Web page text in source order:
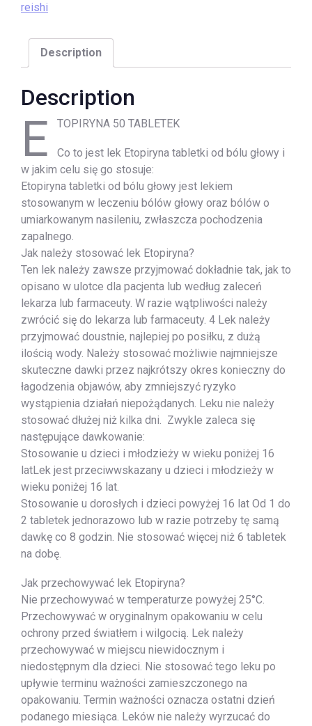
reishi
Description
Description
E TOPIRYNA 50 TABLETEK
Co to jest lek Etopiryna tabletki od bólu głowy i
w jakim celu się go stosuje:
Etopiryna tabletki od bólu głowy jest lekiem
stosowanym w leczeniu bólów głowy oraz bólów o
umiarkowanym nasileniu, zwłaszcza pochodzenia
zapalnego.
Jak należy stosować lek Etopiryna?
Ten lek należy zawsze przyjmować dokładnie tak, jak to
opisano w ulotce dla pacjenta lub według zaleceń
lekarza lub farmaceuty. W razie wątpliwości należy
zwrócić się do lekarza lub farmaceuty. 4 Lek należy
przyjmować doustnie, najlepiej po posiłku, z dużą
ilością wody. Należy stosować możliwie najmniejsze
skuteczne dawki przez najkrótszy okres konieczny do
łagodzenia objawów, aby zmniejszyć ryzyko
wystąpienia działań niepożądanych. Leku nie należy
stosować dłużej niż kilka dni. Zwykle zaleca się
następujące dawkowanie:
Stosowanie u dzieci i młodzieży w wieku poniżej 16
latLek jest przeciwwskazany u dzieci i młodzieży w
wieku poniżej 16 lat.
Stosowanie u dorosłych i dzieci powyżej 16 lat Od 1 do
2 tabletek jednorazowo lub w razie potrzeby tę samą
dawkę co 8 godzin. Nie stosować więcej niż 6 tabletek
na dobę.
Jak przechowywać lek Etopiryna?
Nie przechowywać w temperaturze powyżej 25°C.
Przechowywać w oryginalnym opakowaniu w celu
ochrony przed światłem i wilgocią. Lek należy
przechowywać w miejscu niewidocznym i
niedostępnym dla dzieci. Nie stosować tego leku po
upływie terminu ważności zamieszczonego na
opakowaniu. Termin ważności oznacza ostatni dzień
podanego miesiąca. Leków nie należy wyrzucać do